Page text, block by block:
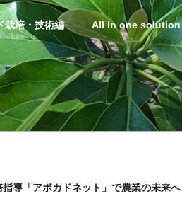
栽培・技術編 All in one solution
導「アボカドネット」で農業の未来へ